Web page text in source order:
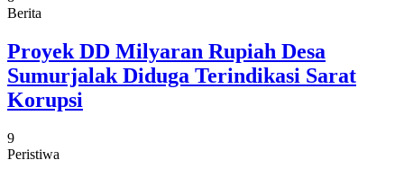
Berita
Proyek DD Milyaran Rupiah Desa
Sumurjalak Diduga Terindikasi Sarat
Korupsi
9
Peristiwa